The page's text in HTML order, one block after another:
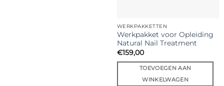
WERKPAKKETTEN
Werkpakket voor Opleiding
Natural Nail Treatment
€159,00
TOEVOEGEN AAN
WINKELWAGEN